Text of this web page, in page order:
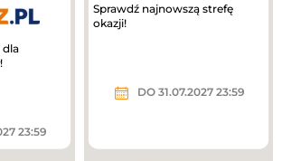
dla
23:59
Sprawdź najnowszą strefę
okazji!
DO 31.07.2027 23:59